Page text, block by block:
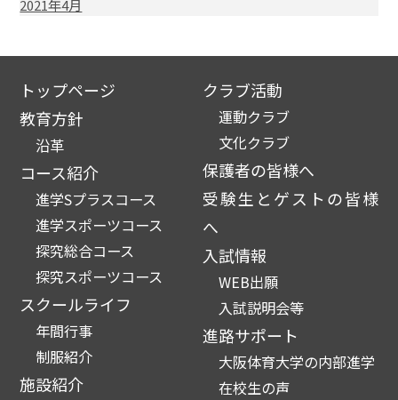
2021年4月
トップページ
教育方針
沿革
コース紹介
進学Sプラスコース
進学スポーツコース
探究総合コース
探究スポーツコース
スクールライフ
年間行事
制服紹介
施設紹介
クラブ活動
運動クラブ
文化クラブ
保護者の皆様へ
受験生とゲストの皆様
へ
入試情報
WEB出願
入試説明会等
進路サポート
大阪体育大学の内部進学
在校生の声